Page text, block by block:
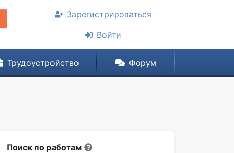
Зарегистрироваться
Войти
Трудоустройство Форум
Поиск по работам